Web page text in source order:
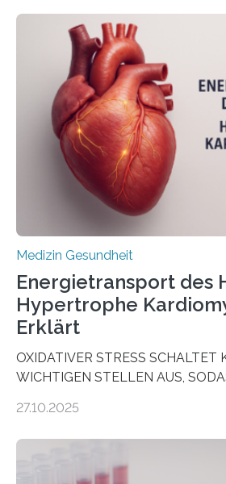
Oncology, zeigen die
aus Gewebe von Patientinnen und
sogenannte Organoide – genutzt
vorab zu prüfen, welche
wirken. Dabei wurde ein Eiweiß
als Biomarker für die Wahl der
dienen könnte. Darmkrebs zählt
häufigsten Krebsarten und stellt…
Medizin Gesundheit
Energietransport des
Hypertrophe
Erklärt
OXIDATIVER STRESS SCHALTET
WICHTIGEN STELLEN AUS,
aus dem Deutschen Zentrum für
im Journal Circulation, warum der
der Hypertrophen
27.10.2025